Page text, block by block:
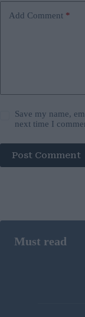
Add Comment *
Save my name,
next time I
Post Comment